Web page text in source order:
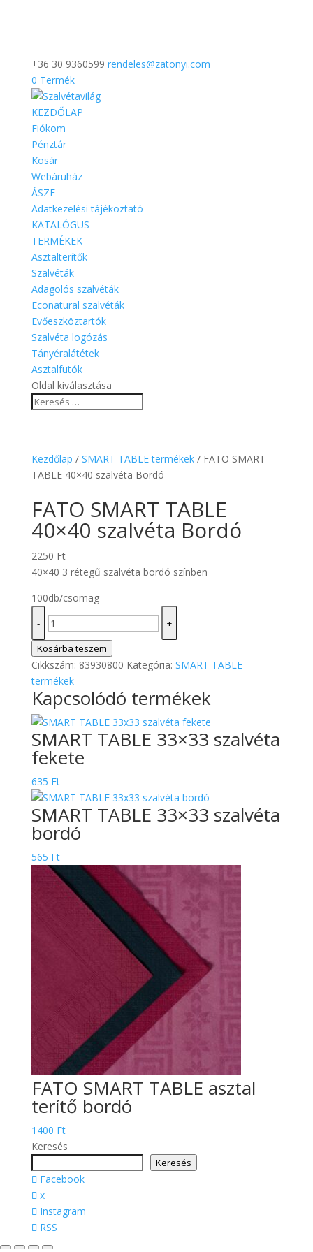
+36 30 9360599 rendeles@zatonyi.com
0 Termék
KEZDŐLAP
Fiókom
Pénztár
Kosár
Webáruház
ÁSZF
Adatkezelési tájékoztató
KATALÓGUS
TERMÉKEK
Asztalterítők
Szalvéták
Adagolós szalvéták
Econatural szalvéták
Evőeszköztartók
Szalvéta logózás
Tányéralátétek
Asztalfutók
Oldal kiválasztása
Kezdőlap / SMART TABLE termékek/ FATO SMART
TABLE 40×40 szalvéta Bordó
FATO SMART TABLE
40×40 szalvéta Bordó
2250 Ft
40×40 3 rétegű szalvéta bordó színben
100db/csomag
-
FATO
SMART
TABLE
40x40
szalvéta
Bordó
mennyiség
+
Kosárba teszem
Cikkszám: 83930800 Kategória: SMART TABLE
termékek
Kapcsolódó termékek
SMART TABLE 33×33 szalvéta
fekete
635 Ft
SMART TABLE 33×33 szalvéta
bordó
565 Ft
FATO SMART TABLE asztal
terítő bordó
1400 Ft
Keresés
Keresés
Facebook
x
Instagram
RSS